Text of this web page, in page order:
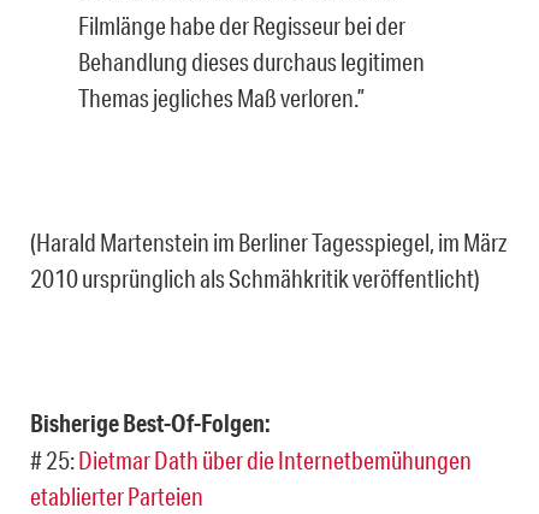
Filmlänge habe der Regisseur bei der
Behandlung dieses durchaus legitimen
Themas jegliches Maß verloren.”
(Harald Martenstein im Berliner Tagesspiegel, im März
2010 ursprünglich als Schmähkritik veröffentlicht)
Bisherige Best-Of-Folgen:
# 25:Dietmar Dath über die Internetbemühungen
etablierter Parteien